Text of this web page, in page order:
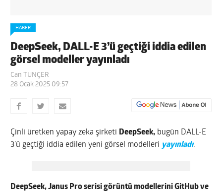
HABER
DeepSeek, DALL-E 3’ü geçtiği iddia edilen
görsel modeller yayınladı
Can TUNÇER
28 Ocak 2025 09:57
Çinli üretken yapay zeka şirketi DeepSeek, bugün DALL-E
3’ü geçtiği iddia edilen yeni görsel modelleri yayınladı.
DeepSeek, Janus Pro serisi görüntü modellerini GitHub ve